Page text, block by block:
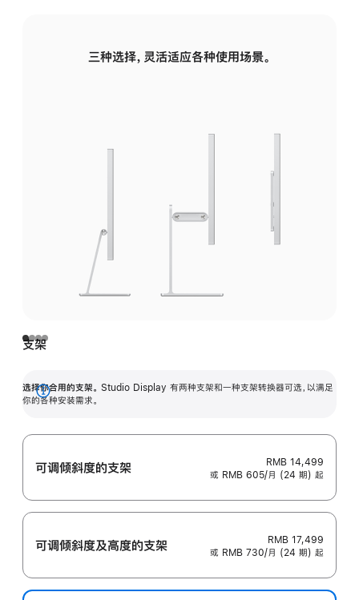
三种选择，灵活适应各种使用场景。
支架
选择你合用的支架。 Studio Display 有两种支架和一种支架转换器可选，以满足
你的各种安装需求。
展
可调倾斜度的支架
RMB 14,499
或 RMB 605/月 (24 期) 起
可调倾斜度及高‍度的支‍架
RMB 17,499
或 RMB 730/月 (24 期) 起